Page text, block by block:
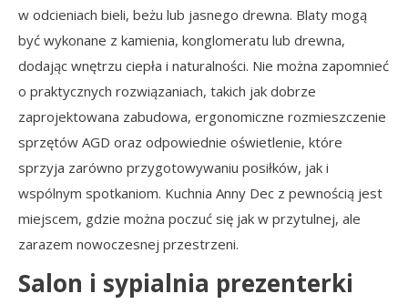
w odcieniach bieli, beżu lub jasnego drewna. Blaty mogą
być wykonane z kamienia, konglomeratu lub drewna,
dodając wnętrzu ciepła i naturalności. Nie można zapomnieć
o praktycznych rozwiązaniach, takich jak dobrze
zaprojektowana zabudowa, ergonomiczne rozmieszczenie
sprzętów AGD oraz odpowiednie oświetlenie, które
sprzyja zarówno przygotowywaniu posiłków, jak i
wspólnym spotkaniom. Kuchnia Anny Dec z pewnością jest
miejscem, gdzie można poczuć się jak w przytulnej, ale
zarazem nowoczesnej przestrzeni.
Salon i sypialnia prezenterki